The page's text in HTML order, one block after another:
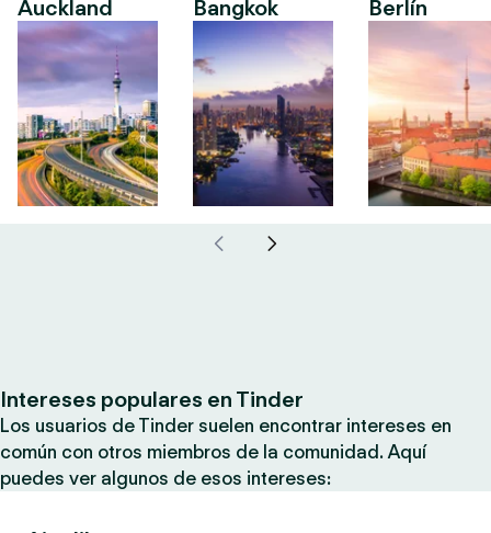
Auckland Bangkok Berlín
Intereses populares en Tinder
Los usuarios de Tinder suelen encontrar intereses en
común con otros miembros de la comunidad. Aquí
puedes ver algunos de esos intereses: